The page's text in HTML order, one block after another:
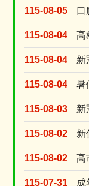
115-08-05
115-08-04
115-08-04
115-08-04
115-08-03
115-08-02
115-08-02
115-07-31